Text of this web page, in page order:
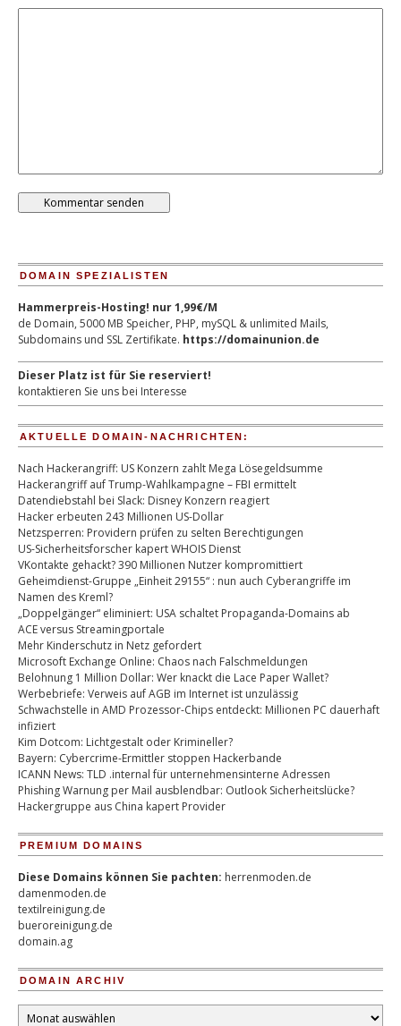
DOMAIN SPEZIALISTEN
Hammerpreis-Hosting! nur 1,99€/M
de Domain, 5000 MB Speicher, PHP, mySQL & unlimited Mails,
Subdomains und SSL Zertifikate. https://domainunion.de
Dieser Platz ist für Sie reserviert!
kontaktieren Sie uns bei Interesse
AKTUELLE DOMAIN-NACHRICHTEN:
Nach Hackerangriff: US Konzern zahlt Mega Lösegeldsumme
Hackerangriff auf Trump-Wahlkampagne – FBI ermittelt
Datendiebstahl bei Slack: Disney Konzern reagiert
Hacker erbeuten 243 Millionen US-Dollar
Netzsperren: Providern prüfen zu selten Berechtigungen
US-Sicherheitsforscher kapert WHOIS Dienst
VKontakte gehackt? 390 Millionen Nutzer kompromittiert
Geheimdienst-Gruppe „Einheit 29155“ : nun auch Cyberangriffe im
Namen des Kreml?
„Doppelgänger“ eliminiert: USA schaltet Propaganda-Domains ab
ACE versus Streamingportale
Mehr Kinderschutz in Netz gefordert
Microsoft Exchange Online: Chaos nach Falschmeldungen
Belohnung 1 Million Dollar: Wer knackt die Lace Paper Wallet?
Werbebriefe: Verweis auf AGB im Internet ist unzulässig
Schwachstelle in AMD Prozessor-Chips entdeckt: Millionen PC dauerhaft
infiziert
Kim Dotcom: Lichtgestalt oder Krimineller?
Bayern: Cybercrime-Ermittler stoppen Hackerbande
ICANN News: TLD .internal für unternehmensinterne Adressen
Phishing Warnung per Mail ausblendbar: Outlook Sicherheitslücke?
Hackergruppe aus China kapert Provider
PREMIUM DOMAINS
Diese Domains können Sie pachten: herrenmoden.de
damenmoden.de
textilreinigung.de
bueroreinigung.de
domain.ag
DOMAIN ARCHIV
Domain